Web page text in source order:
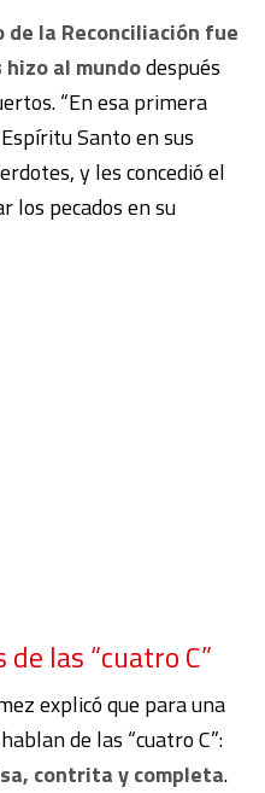
de la Reconciliación fue
al mundodespués
“En esa primera
Santo en sus
y les concedió el
los pecados en su
las “cuatro C”
explicó que para una
de las “cuatro C”:
contrita y completa.